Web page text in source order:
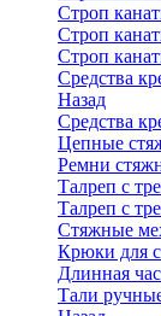
Строп
Строп
Строп
Средства
Назад
Средства
Цепные
Ремни
Талреп с
Талреп с
Стяжные
Крюки для
Длинная
Тали